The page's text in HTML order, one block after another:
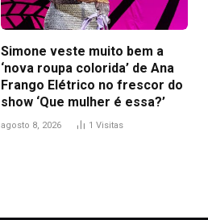
Simone veste muito bem a
‘nova roupa colorida’ de Ana
Frango Elétrico no frescor do
show ‘Que mulher é essa?’
agosto 8, 2026 1 Visitas